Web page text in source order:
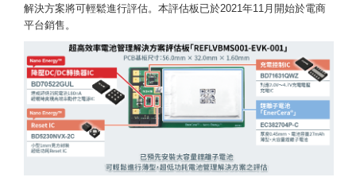
解決方案將可輕鬆進行評估。本評估板已於2021年11月開始於電商
平台銷售。